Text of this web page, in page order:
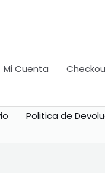
Mi Cuenta
Politica de